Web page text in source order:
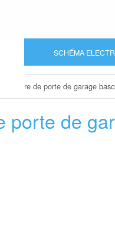
SCHÉMA
Serrure de porte de garage
porte de